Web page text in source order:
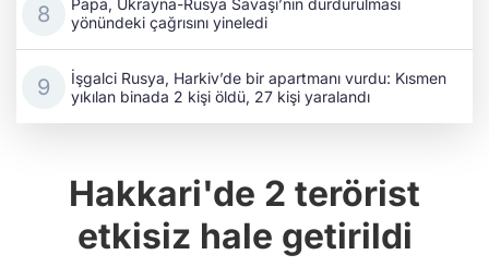
Papa, Ukrayna-Rusya Savaşı’nın durdurulması
yönündeki çağrısını yineledi
İşgalci Rusya, Harkiv’de bir apartmanı vurdu: Kısmen
yıkılan binada 2 kişi öldü, 27 kişi yaralandı
Hakkari'de 2 terörist
etkisiz hale getirildi